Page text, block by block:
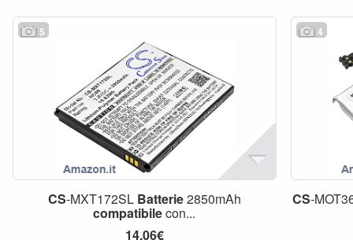
5
CS-MXT172SL Batterie2850mAh
compatibilecon...
14,06€
4
CS-